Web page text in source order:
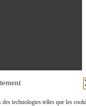
technologies telles que les